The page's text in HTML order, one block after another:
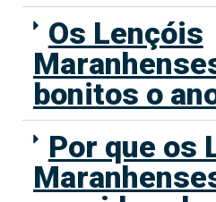
Os Lençóis
bonitos o
Por que os